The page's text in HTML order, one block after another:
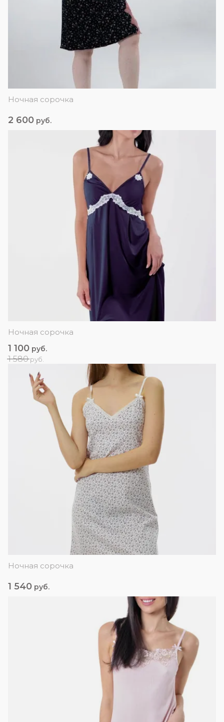
Ночная сорочка
2 600 руб.
Ночная сорочка
1 580руб.
1 100 руб.
Ночная сорочка
1 540 руб.